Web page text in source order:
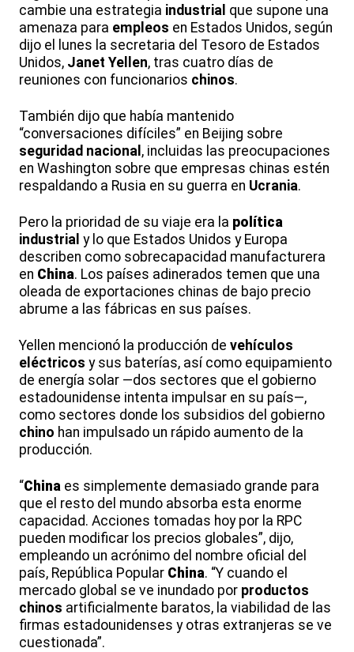
cambie una estrategia industrial que supone una
amenaza para empleos en Estados Unidos, según
dijo el lunes la secretaria del Tesoro de Estados
Unidos, Janet Yellen, tras cuatro días de
reuniones con funcionarios chinos.
También dijo que había mantenido
“conversaciones difíciles” en Beijing sobre
seguridad nacional , incluidas las preocupaciones
en Washington sobre que empresas chinas estén
respaldando a Rusia en su guerra en Ucrania.
Pero la prioridad de su viaje era la política
industrial y lo que Estados Unidos y Europa
describen como sobrecapacidad manufacturera
en China. Los países adinerados temen que una
oleada de exportaciones chinas de bajo precio
abrume a las fábricas en sus países.
Yellen mencionó la producción de vehículos
eléctricos y sus baterías, así como equipamiento
de energía solar —dos sectores que el gobierno
estadounidense intenta impulsar en su país—,
como sectores donde los subsidios del gobierno
chino han impulsado un rápido aumento de la
producción.
“China es simplemente demasiado grande para
que el resto del mundo absorba esta enorme
capacidad. Acciones tomadas hoy por la RPC
pueden modificar los precios globales”, dijo,
empleando un acrónimo del nombre oficial del
país, República Popular China. “Y cuando el
mercado global se ve inundado por productos
chinos artificialmente baratos, la viabilidad de las
firmas estadounidenses y otras extranjeras se ve
cuestionada”.